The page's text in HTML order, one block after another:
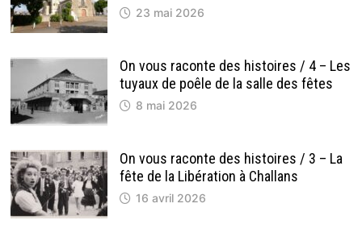
23 mai 2026
On vous raconte des histoires / 4 – Les
tuyaux de poêle de la salle des fêtes
8 mai 2026
On vous raconte des histoires / 3 – La
fête de la Libération à Challans
16 avril 2026